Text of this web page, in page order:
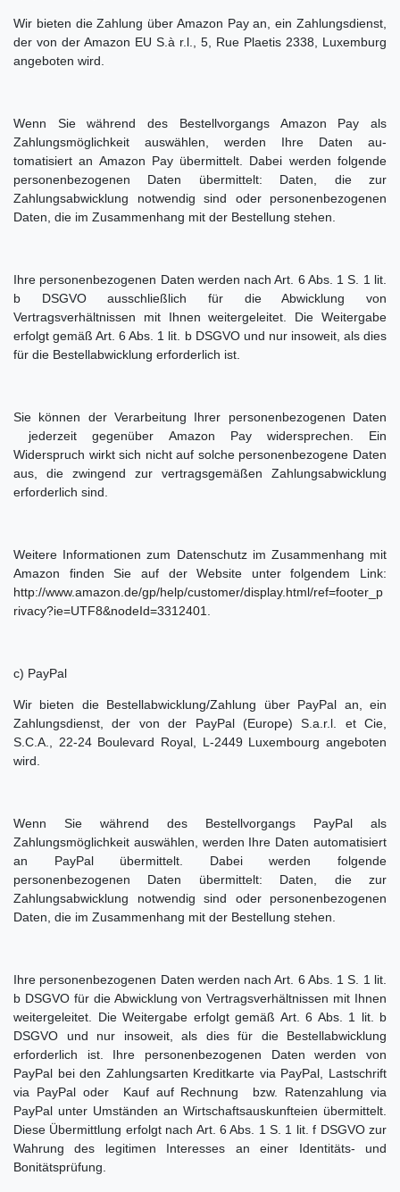
Wir bieten die Zahlung über Amazon Pay an, ein Zahlungsdienst,
der von der Amazon EU S.à r.l., 5, Rue Plaetis 2338, Luxemburg
angeboten wird.
Wenn Sie während des Bestellvorgangs Amazon Pay als
Zahlungsmöglichkeit auswählen, werden Ihre Daten au-
tomatisiert an Amazon Pay übermittelt. Dabei werden folgende
personenbezogenen Daten übermittelt: Daten, die zur
Zahlungsabwicklung notwendig sind oder personenbezogenen
Daten, die im Zusammenhang mit der Bestellung stehen.
Ihre personenbezogenen Daten werden nach Art. 6 Abs. 1 S. 1 lit.
b DSGVO ausschließlich für die Abwicklung von
Vertragsverhältnissen mit Ihnen weitergeleitet. Die Weitergabe
erfolgt gemäß Art. 6 Abs. 1 lit. b DSGVO und nur insoweit, als dies
für die Bestellabwicklung erforderlich ist.
Sie können der Verarbeitung Ihrer personenbezogenen Daten
jederzeit gegenüber Amazon Pay widersprechen. Ein
Widerspruch wirkt sich nicht auf solche personenbezogene Daten
aus, die zwingend zur vertragsgemäßen Zahlungsabwicklung
erforderlich sind.
Weitere Informationen zum Datenschutz im Zusammenhang mit
Amazon finden Sie auf der Website unter folgendem Link:
http://www.amazon.de/gp/help/customer/display.html/ref=footer_p
rivacy?ie=UTF8&nodeId=3312401
c) PayPal
Wir bieten die Bestellabwicklung/Zahlung über PayPal an, ein
Zahlungsdienst, der von der PayPal (Europe) S.a.r.l. et Cie,
S.C.A., 22-24 Boulevard Royal, L-2449 Luxembourg angeboten
wird.
Wenn Sie während des Bestellvorgangs PayPal als
Zahlungsmöglichkeit auswählen, werden Ihre Daten automatisiert
an PayPal übermittelt. Dabei werden folgende
personenbezogenen Daten übermittelt: Daten, die zur
Zahlungsabwicklung notwendig sind oder personenbezogenen
Daten, die im Zusammenhang mit der Bestellung stehen.
Ihre personenbezogenen Daten werden nach Art. 6 Abs. 1 S. 1 lit.
b DSGVO für die Abwicklung von Vertragsverhältnissen mit Ihnen
weitergeleitet. Die Weitergabe erfolgt gemäß Art. 6 Abs. 1 lit. b
DSGVO und nur insoweit, als dies für die Bestellabwicklung
erforderlich ist. Ihre personenbezogenen Daten werden von
PayPal bei den Zahlungsarten Kreditkarte via PayPal, Lastschrift
via PayPal oder Kauf auf Rechnung bzw. Ratenzahlung via
PayPal unter Umständen an Wirtschaftsauskunfteien übermittelt.
Diese Übermittlung erfolgt nach Art. 6 Abs. 1 S. 1 lit. f DSGVO zur
Wahrung des legitimen Interesses an einer Identitäts- und
Bonitätsprüfung.